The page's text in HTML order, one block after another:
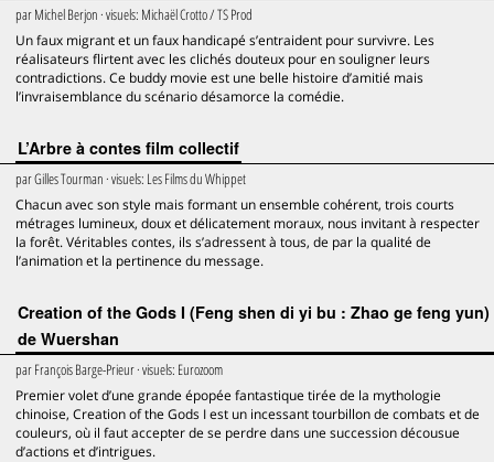
parMichel Berjon · visuels: Michaël Crotto / TS Prod
Un faux migrant et un faux handicapé s’entraident pour survivre. Les
réalisateurs flirtent avec les clichés douteux pour en souligner leurs
contradictions. Ce buddy movie est une belle histoire d’amitié mais
l’invraisemblance du scénario désamorce la comédie.
L’Arbre à contes film collectif
parGilles Tourman · visuels: Les Films du Whippet
Chacun avec son style mais formant un ensemble cohérent, trois courts
métrages lumineux, doux et délicatement moraux, nous invitant à respecter
la forêt. Véritables contes, ils s’adressent à tous, de par la qualité de
l’animation et la pertinence du message.
Creation of the Gods I (Feng shen di yi bu : Zhao ge feng yun)
de Wuershan
parFrançois Barge-Prieur· visuels: Eurozoom
Premier volet d’une grande épopée fantastique tirée de la mythologie
chinoise, Creation of the Gods I est un incessant tourbillon de combats et de
couleurs, où il faut accepter de se perdre dans une succession décousue
d’actions et d’intrigues.